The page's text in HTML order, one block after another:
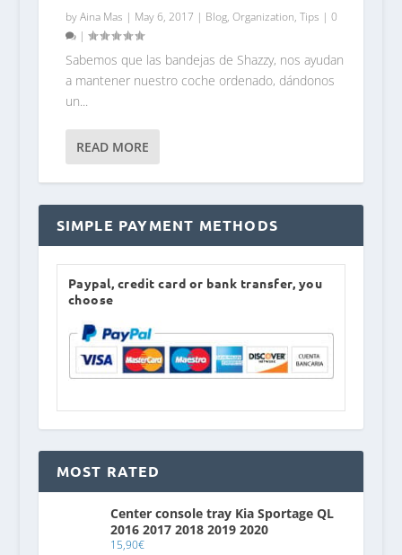
byAina Mas | May 6, 2017 | Blog, Organization, Tips | 0
|
Sabemos que las bandejas de Shazzy, nos ayudan
a mantener nuestro coche ordenado, dándonos
un...
READ MORE
SIMPLE PAYMENT METHODS
Paypal, credit card or bank transfer, you
choose
MOST RATED
Center console tray Kia Sportage QL
2016 2017 2018 2019 2020
15,90€